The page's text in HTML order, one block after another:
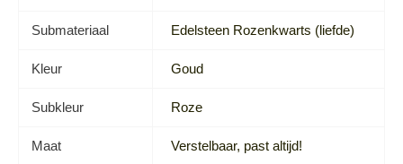
Submateriaal Edelsteen Rozenkwarts (liefde)
Kleur Goud
Subkleur Roze
Maat Verstelbaar, past altijd!